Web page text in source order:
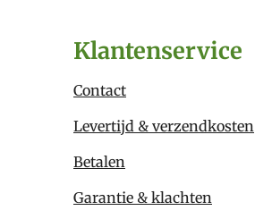
Klantenservice
Contact
Levertijd & verzendkosten
Betalen
Garantie & klachten